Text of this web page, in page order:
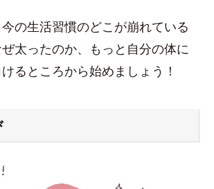
の生活習慣のどこが崩れている
太ったのか、もっと自分の体に
るところから始めましょう！